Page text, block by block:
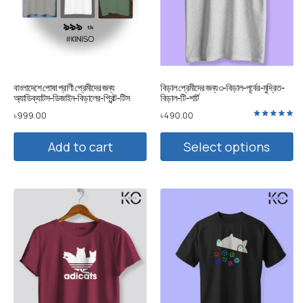
বাংলাদেশে পোষা প্রাণী প্রেমীদের জন্য
অ্যাডিক্যাটস-ডিজাইন-বিড়ালের-প্রিন্ট-টিস
৳999.00
Add to cart
বিড়াল প্রেমীদের জন্য ৩-বিড়াল-পূর্বের-মুদ্রিত-
বিড়াল-টি-শার্ট
5.00
৳490.00
Select options